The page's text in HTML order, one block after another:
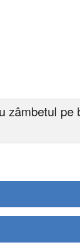
zâmbetul